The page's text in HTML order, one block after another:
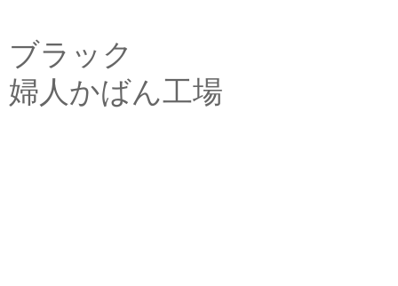
ブラック
婦人かばん工場